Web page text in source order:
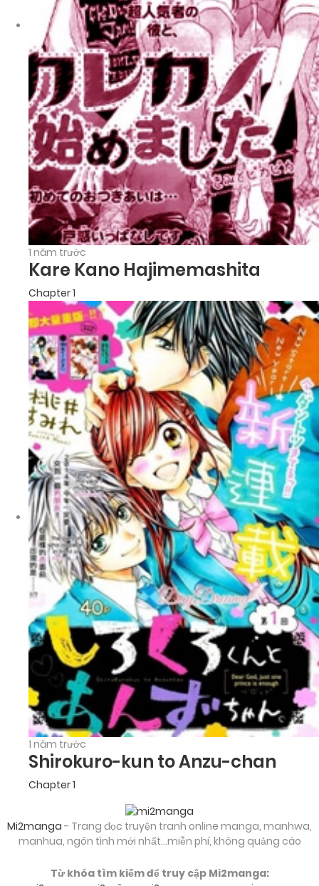
1 năm trước
Kare Kano Hajimemashita
Chapter 1
1 năm trước
Shirokuro-kun to Anzu-chan
Chapter 1
Mi2manga - Trang đọc truyện tranh online manga, manhwa,
manhua, ngôn tình mới nhất...miễn phí, không quảng cáo
Từ khóa tìm kiếm để truy cập Mi2manga: